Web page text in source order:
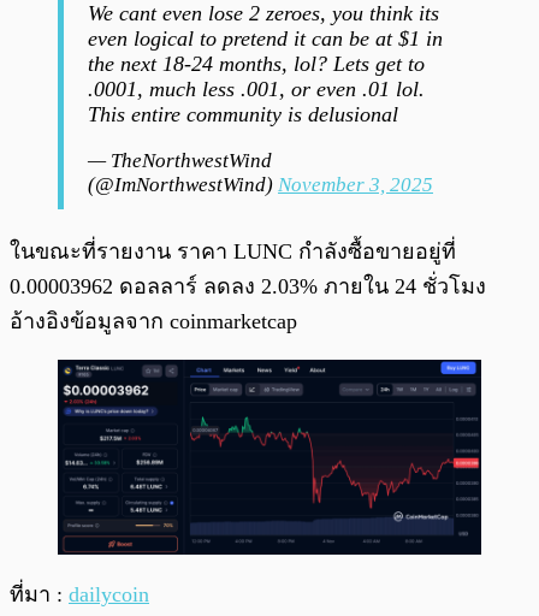
We cant even lose 2 zeroes, you think its
even logical to pretend it can be at $1 in
the next 18-24 months, lol? Lets get to
.0001, much less .001, or even .01 lol.
This entire community is delusional
— TheNorthwestWind
(@ImNorthwestWind) November 3, 2025
ในขณะที่รายงาน ราคา LUNC กำลังซื้อขายอยู่ที่
0.00003962 ดอลลาร์ ลดลง 2.03% ภายใน 24 ชั่วโมง
อ้างอิงข้อมูลจาก coinmarketcap
ที่มา : dailycoin